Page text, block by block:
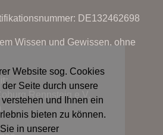
Website sog. Cookies
Seite durch unsere
und Ihnen ein
bieten zu können.
in unserer
DE132462698
Wissen und Gewissen, ohne
e.V.